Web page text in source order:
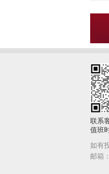
联系
值班
如有
邮箱